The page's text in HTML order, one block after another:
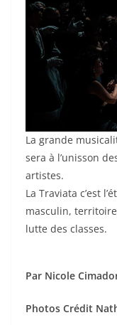
La grande
sera à l’unisson
artistes.
La Traviata c’est
masculin,
lutte des classes.
Par Nicole
Photos Crédit